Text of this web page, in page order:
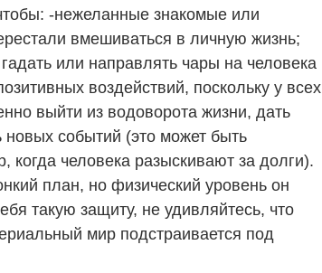
-нежеланные знакомые или
вмешиваться в личную жизнь;
или направлять чары на человека
воздействий, поскольку у всех
выйти из водоворота жизни, дать
новых событий (это может быть
когда человека разыскивают за долги).
план, но физический уровень он
такую защиту, не удивляйтесь, что
мир подстраивается под